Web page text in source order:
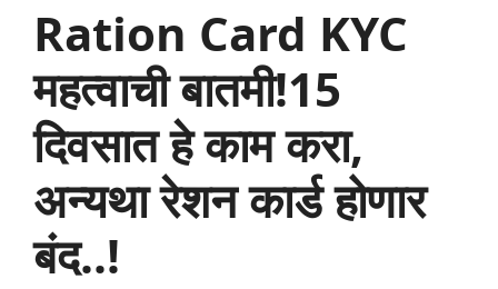
Ration Card KYC
महत्वाची बातमी!15
दिवसात हे काम करा,
अन्यथा रेशन कार्ड होणार
बंद..!